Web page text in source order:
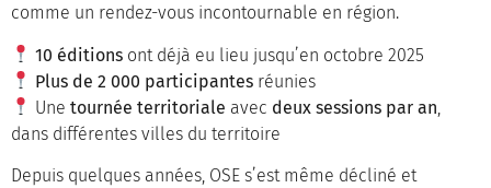
comme un rendez-vous incontournable en région.
10 éditions ont déjà eu lieu jusqu’en octobre 2025
Plus de 2 000 participantes réunies
Unetournée territoriale avec deux sessions par an,
dans différentes villes du territoire
Depuis quelques années, OSE s’est même décliné et